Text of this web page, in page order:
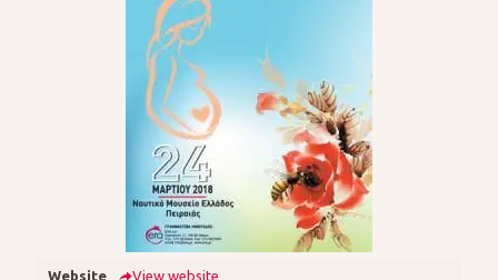
Website
View website